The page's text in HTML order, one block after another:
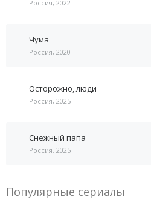
Россия, 2022
Чума
Россия, 2020
Осторожно, люди
Россия, 2025
Снежный папа
Россия, 2025
Популярные сериалы